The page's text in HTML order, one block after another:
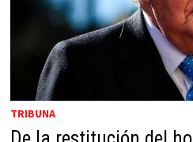
TRIBUNA